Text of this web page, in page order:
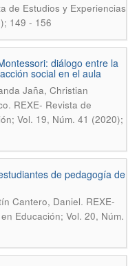
de Estudios y Experiencias
149 - 156
diálogo entre la
social en el aula
Jaña, Christian
. REXE- Revista de
Vol. 19, Núm. 41 (2020);
de pedagogía de
Cantero, Daniel. REXE-
Educación; Vol. 20, Núm.